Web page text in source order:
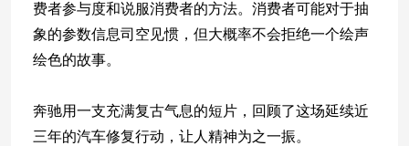
费者参与度和说服消费者的方法。消费者可能对于抽
象的参数信息司空见惯，但大概率不会拒绝一个绘声
绘色的故事。
奔驰用一支充满复古气息的短片，回顾了这场延续近
三年的汽车修复行动，让人精神为之一振。